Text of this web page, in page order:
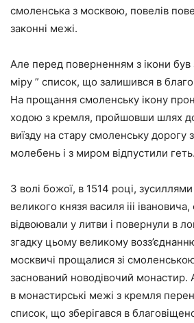
смоленська з москвою, повелів
законні межі.
Але перед поверненням з ікони був
міру ” список, що залишився в
На прощання смоленську ікону
ходою з кремля, пройшовши шлях
виїзду на стару смоленську дорогу
молебень і з миром відпустили геть.
З волі божої, в 1514 році,
великого князя василя iii
відвоювали у литви і повернули в
згадку цьому великому
москвичі прощалися зі
заснований новодівочий монастир.
в монастирські межі з кремля
список, що зберігався в